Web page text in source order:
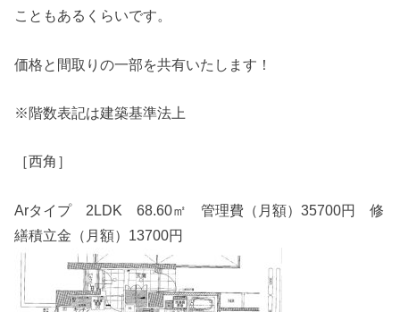
こともあるくらいです。
価格と間取りの一部を共有いたします！
※階数表記は建築基準法上
［西角］
Arタイプ 2LDK 68.60㎡ 管理費（月額）35700円 修
繕積立金（月額）13700円